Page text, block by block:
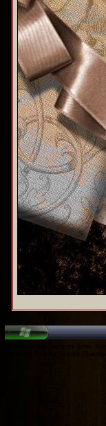
На сайте можно смотреть фото:
(Карлайл), Рашель Лефевр